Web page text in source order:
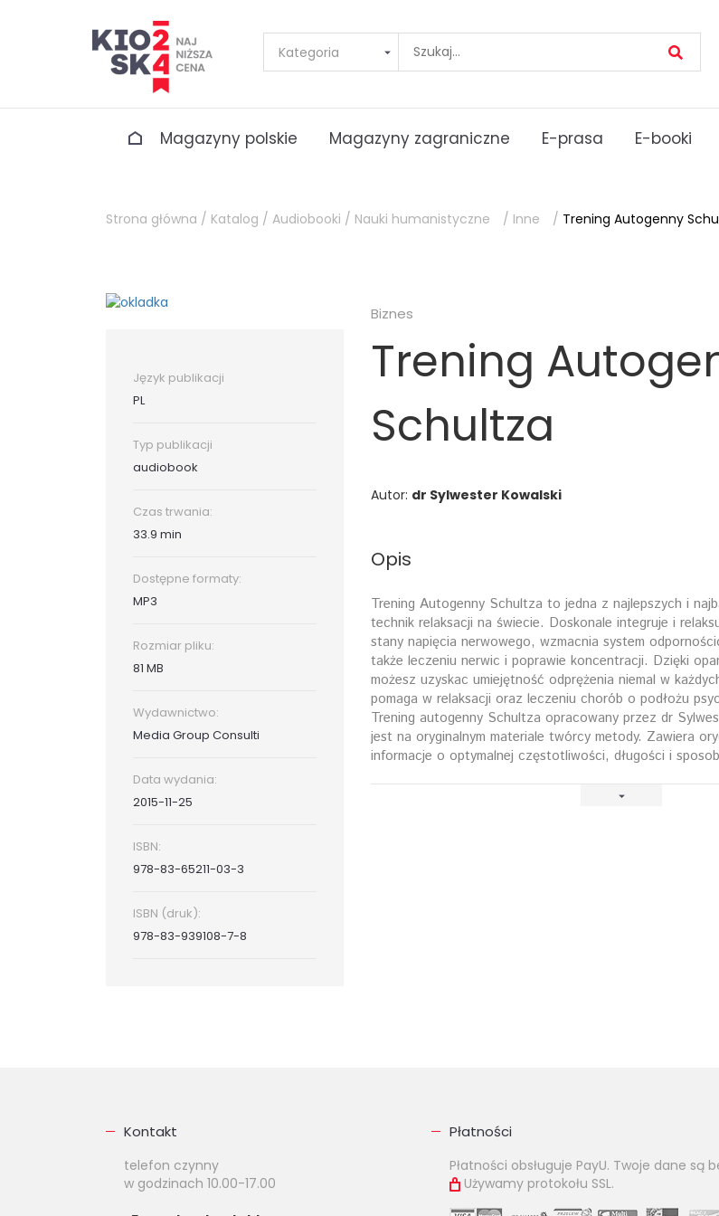
Magazyny polskie Magazyny zagraniczne E-prasa E-booki
Strona główna / Katalog / Audiobooki / Nauki humanistyczne / Inne / Trening Autogenny
Język publikacji
PL
Typ publikacji
audiobook
Czas trwania:
33.9 min
Dostępne formaty:
MP3
Rozmiar pliku:
81 MB
Wydawnictwo:
Media Group Consulti
Data wydania:
2015-11-25
ISBN:
978-83-65211-03-3
ISBN (druk):
978-83-939108-7-8
Biznes
Trening
Schultza
Autor: dr Sylwester Kowalski
Opis
Trening Autogenny Schultza to jedna z najlepszych i
technik relaksacji na świecie. Doskonale integruje i
stany napięcia nerwowego, wzmacnia system
także leczeniu nerwic i poprawie koncentracji. Dzięki
możesz uzyskac umiejętność odprężenia niemal w
pomaga w relaksacji oraz leczeniu chorób o podłożu
Trening autogenny Schultza opracowany przez dr
jest na oryginalnym materiale twórcy metody. Zawiera
informacje o optymalnej częstotliwości, długości i
Kontakt
telefon czynny
w godzinach 10.00-17.00
Płatności
Płatności obsługuje PayU. Twoje dane są
Używamy protokołu SSL.